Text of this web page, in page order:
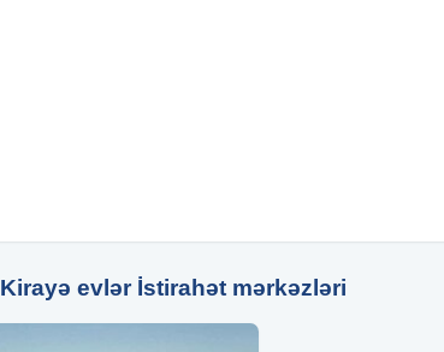
Kirayə evlər İstirahət mərkəzləri